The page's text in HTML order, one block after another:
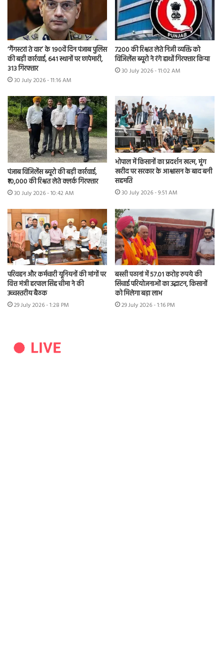
‘गैंगस्टरां ते वार’ के 190वें दिन पंजाब पुलिस
की बड़ी कार्रवाई, 641 स्थानों पर छापेमारी,
313 गिरफ्तार
30 July 2026 - 11:16 AM
7200 की रिश्वत लेते निजी व्यक्ति को
विजिलेंस ब्यूरो ने रंगे हाथों गिरफ्तार किया
30 July 2026 - 11:02 AM
पंजाब विजिलेंस ब्यूरो की बड़ी कार्रवाई,
₹10,000 की रिश्वत लेते क्लर्क गिरफ्तार
30 July 2026 - 10:42 AM
भोपाल में किसानों का प्रदर्शन खत्म, मूंग
खरीद पर सरकार के आश्वासन के बाद बनी
सहमति
30 July 2026 - 9:51 AM
परिवहन और कर्मचारी यूनियनों की मांगों पर
वित्त मंत्री हरपाल सिंह चीमा ने की
उच्चस्तरीय बैठक
29 July 2026 - 1:28 PM
बस्सी पठानां में 57.01 करोड़ रुपये की
सिंचाई परियोजनाओं का उद्घाटन, किसानों
को मिलेगा बड़ा लाभ
29 July 2026 - 1:16 PM